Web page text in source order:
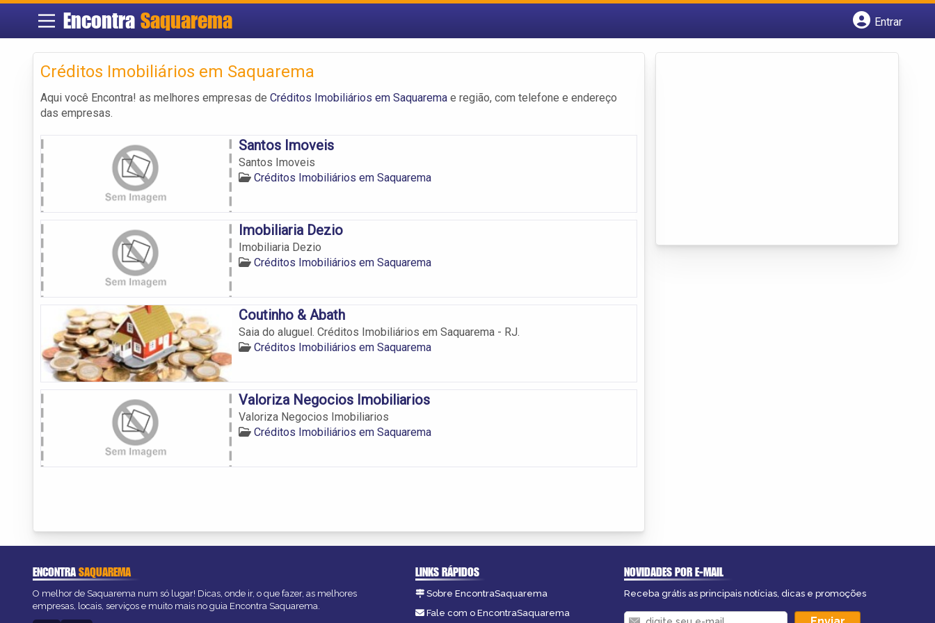
Encontra Saquarema
Entrar
Créditos Imobiliários em Saquarema
Aqui você Encontra! as melhores empresas de Créditos Imobiliários em Saquarema e região, com telefone e endereço
das empresas.
Santos Imoveis
Santos Imoveis
Créditos Imobiliários em Saquarema
Imobiliaria Dezio
Imobiliaria Dezio
Créditos Imobiliários em Saquarema
Coutinho & Abath
Saia do aluguel. Créditos Imobiliários em Saquarema - RJ.
Créditos Imobiliários em Saquarema
Valoriza Negocios Imobiliarios
Valoriza Negocios Imobiliarios
Créditos Imobiliários em Saquarema
ENCONTRASAQUAREMA
O melhor de Saquarema num só lugar! Dicas, onde ir, o que fazer, as melhores
empresas, locais, serviços e muito mais no guia Encontra Saquarema.
LINKS RÁPIDOS
Sobre EncontraSaquarema
Fale com o EncontraSaquarema
NOVIDADES POR E-MAIL
Receba grátis as principais notícias, dicas e promoções